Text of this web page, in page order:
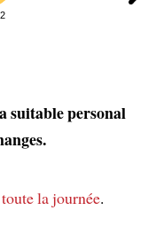
suitable personal
toute la journée.